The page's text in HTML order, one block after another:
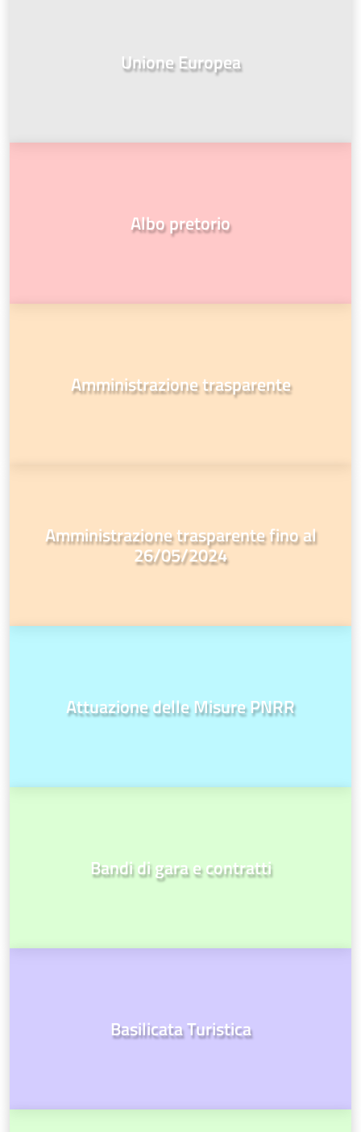
Unione Europea
Albo pretorio
Amministrazione trasparente
Amministrazione trasparente fino al
26/05/2024
Attuazione delle Misure PNRR
Bandi di gara e contratti
Basilicata Turistica